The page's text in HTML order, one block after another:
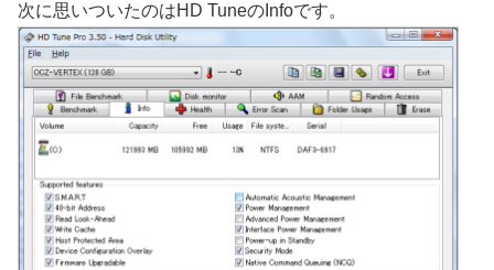
次に思いついたのはHD TuneのInfoです。